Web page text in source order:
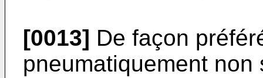
[0013] De façon
pneumatiquement